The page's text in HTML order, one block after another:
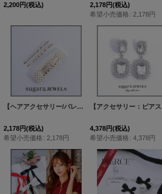
2,200円(税込) 2,178円(税込)
希望小売価格 : 2,178円
【ヘアアクセサリー/バレッタ】ゴールドピン&パールバレッタ【1カラー】[OF02-U]
2,178円(税込)
希望小売価格 : 2,178円
4,378円(税込)
希望小売価格 : 4,378円